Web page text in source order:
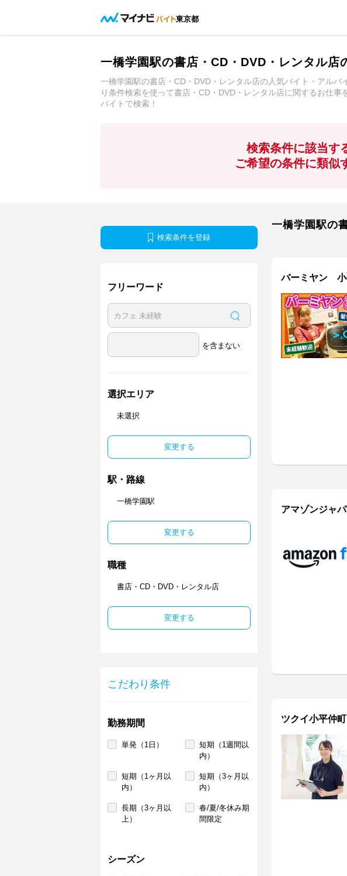
東京都
一橋学園駅の書店・CD・DVD・レンタル
一橋学園駅の書店・CD・DVD・レンタル店の人気バイト・アル
り条件検索を使って書店・CD・DVD・レンタル店に関するお仕
バイトで検索！
検索条件に該当す
ご希望の条件に類似
検索条件を登録
フリーワード
を含まない
選択エリア
未選択
変更する
駅・路線
一橋学園駅
変更する
職種
書店・CD・DVD・レンタル店
変更する
こだわり条件
勤務期間
単発（1日）
短期（1週間以
内）
短期（1ヶ月以
内）
短期（3ヶ月以
内）
長期（3ヶ月以
上）
春/夏/冬休み期
間限定
シーズン
一橋学園駅の
バーミヤン 小
アマゾンジャ
ツクイ小平仲